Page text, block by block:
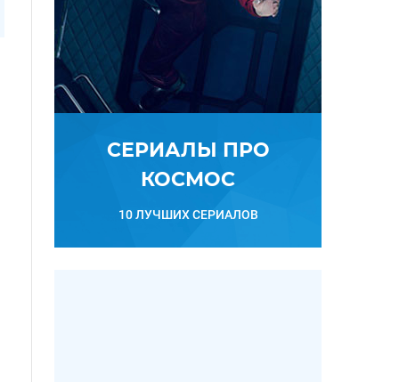
СЕРИАЛЫ ПРО
КОСМОС
10 ЛУЧШИХ СЕРИАЛОВ